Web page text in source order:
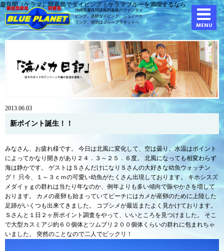
慶良間（ケラマ）阿嘉島でダイビング｜ケラマブルーを満喫するなら
沖縄県慶良間諸島阿嘉島のファンダイ
ビング、体験ダイビング、シュノーケ
リング、宿泊はブループラネットへ
2013.06.03
新ポイント誕生！！
みなさん、お疲れ様です。 今日は北風に変化して、空は曇り、水温はポイント
によってかなり開きがあり２４．３～２５．６度。 北風になっても相変わらず
海は静かです。 ゲストはＳさんだけになりＳさんの大好きな幼魚ウォッチン
グ！ 只今、１～３ｃｍの可愛い幼魚がたくさん出現しております。 キホシスズ
メダイｙｇの群れは当たり年なのか、例年よりも多い傾向で賑やかさを増して
おります。 カメの産卵も始まっていてビーチにはカメが産卵のために上陸した
足跡がいくつも出来てきました。 コブシメが最近またよく見かけております。
Ｓさんと１日２ヶ所ポイント調査をやって、いいところを見つけました。 そこ
で大型カスミアジ約６０個体とツムブリ２００個体くらいの群れに包まれちゃ
いました。 突然のことなので二人でビックリ！